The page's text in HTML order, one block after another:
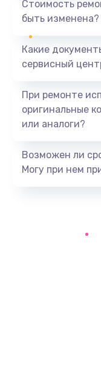
Стоимость
быть изменена?
Какие
сервисный
При ремонте
оригинальные
или аналоги?
Возможен ли
Могу при нем